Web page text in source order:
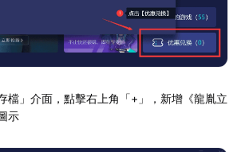
檔」介面，點擊右上角「+」，新增《龍胤立
示